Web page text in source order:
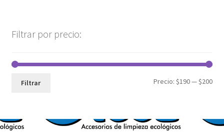
Filtrar por precio:
Filtrar Precio: $190— $200